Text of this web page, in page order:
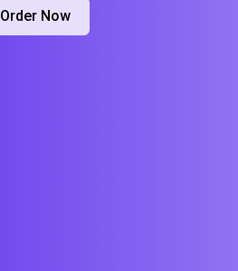
Order Now